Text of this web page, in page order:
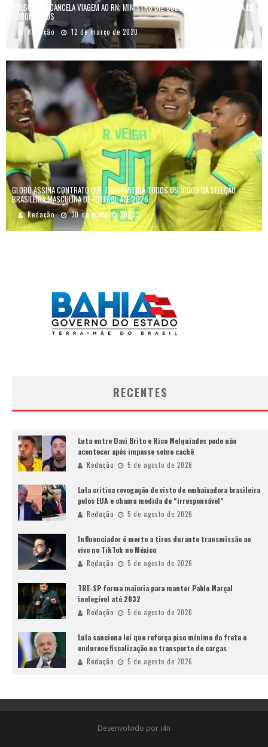
BOLSONARO CANCELA VIAGEM AO RN; MINISTRO DIZ QUE MOTIVO É A PANDEMIA DE
CORONAVÍRUS
Redação 12 de março de 2020
GLOBO ASSINA CONTRATO QUE TRANSMITIRÁ TODOS OS JOGOS DA SELEÇÃO
BRASILEIRA MASCULINA DE FUTEBOL ATÉ 2026
Redação 30 de maio de 2023
RECENTES
Luta entre Davi Brito e Rico Melquiades pode não
acontecer após impasse sobre cachê
Redação 5 de agosto de 2026
Lula critica revogação de visto de embaixadora brasileira
pelos EUA e chama medida de “irresponsável”
Redação 5 de agosto de 2026
Influenciador é morto a tiros durante transmissão ao
vivo no TikTok no México
Redação 5 de agosto de 2026
TRE-SP forma maioria para manter Pablo Marçal
inelegível até 2032
Redação 5 de agosto de 2026
Lula sanciona lei que reforça piso mínimo do frete e
endurece fiscalização no transporte de cargas
Redação 5 de agosto de 2026
Desenvolvido por i4n